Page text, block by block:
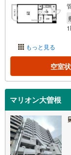
もっと見る
空室
マリオン大曽根